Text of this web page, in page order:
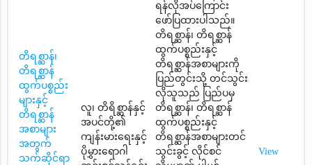
တိရစ္ဆာန်၊
တိရစ္ဆာန်
ထွက်ပစ္စည်း
များနှင့်
တိရစ္ဆာန်
အစာများ
အတွက်
သက်ဆိုင်ရာ
လူ၊ တိရိစ္ဆာန်နှင့်
အပင်တို့၏
ကျန်းမားရေးနှင့်
ပိုမွှားရောဂါ
ရန်လိုအပ်ကြောင်း
ဖော်ပြထားပါသည်။
တိရစ္ဆာန်၊ တိရစ္ဆာန်
ထွက်ပစ္စည်းနှင့်
တိရစ္ဆာန်အစာများကို
ပြည်တွင်းသို့ တင်သွင်း
လိုသူသည် ပြည်ပမှ
တိရစ္ဆာန်၊ တိရစ္ဆာန်
ထွက်ပစ္စည်းနှင့်
တိရစ္ဆာန်အစာများတင်
သွင်းခွင့် လိုင်စင်
View